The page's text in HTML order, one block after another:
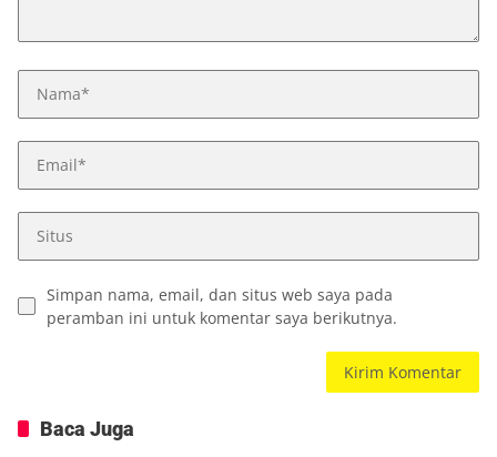
Simpan nama, email, dan situs web saya pada
peramban ini untuk komentar saya berikutnya.
Baca Juga